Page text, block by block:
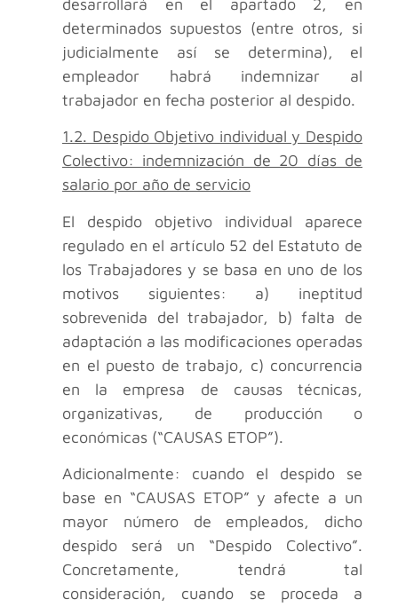
desarrollará en el apartado 2, en
determinados supuestos (entre otros, si
judicialmente así se determina), el
empleador habrá indemnizar al
trabajador en fecha posterior al despido.
1.2. Despido Objetivo individual y Despido
Colectivo: indemnización de 20 días de
salario por año de servicio
El despido objetivo individual aparece
regulado en el artículo 52 del Estatuto de
los Trabajadores y se basa en uno de los
motivos siguientes: a) ineptitud
sobrevenida del trabajador, b) falta de
adaptación a las modificaciones operadas
en el puesto de trabajo, c) concurrencia
en la empresa de causas técnicas,
organizativas, de producción o
económicas (“CAUSAS ETOP”).
Adicionalmente: cuando el despido se
base en “CAUSAS ETOP” y afecte a un
mayor número de empleados, dicho
despido será un “Despido Colectivo”.
Concretamente, tendrá tal
consideración, cuando se proceda a